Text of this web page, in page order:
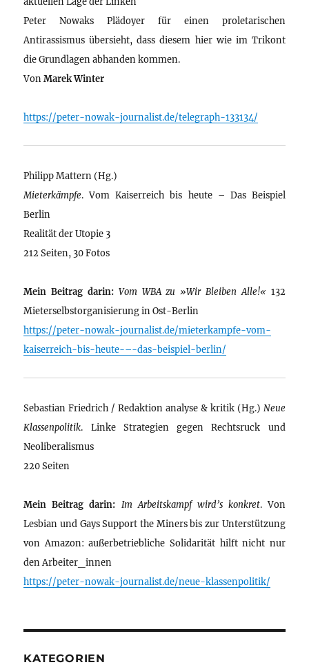
Peter Nowaks Plädoyer für einen proletarischen
Antirassismus übersieht, dass diesem hier wie im Trikont
die Grundlagen abhanden kommen.
VonMarek Winter
https://peter-nowak-journalist.de/telegraph-133134/
Philipp Mattern (Hg.)
Mieterkämpfe. Vom Kaiserreich bis heute – Das Beispiel
Berlin
Realität der Utopie 3
212 Seiten, 30 Fotos
Mein Beitrag darin: Vom WBA zu »Wir Bleiben Alle!« 132
Mieterselbstorganisierung in Ost-Berlin
https://peter-nowak-journalist.de/mieterkampfe-vom-
kaiserreich-bis-heute-–-das-beispiel-berlin/
Sebastian Friedrich / Redaktion analyse & kritik (Hg.) Neue
Klassenpolitik. Linke Strategien gegen Rechtsruck und
Neoliberalismus
220 Seiten
Mein Beitrag darin: Im Arbeitskampf wird’s konkret. Von
Lesbian und Gays Support the Miners bis zur Unterstützung
von Amazon: außerbetriebliche Solidarität hilft nicht nur
den Arbeiter_innen
https://peter-nowak-journalist.de/neue-klassenpolitik/
KATEGORIEN